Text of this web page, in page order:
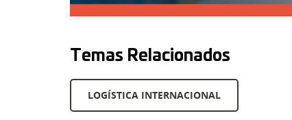
Temas Relacionados
LOGÍSTICA INTERNACIONAL